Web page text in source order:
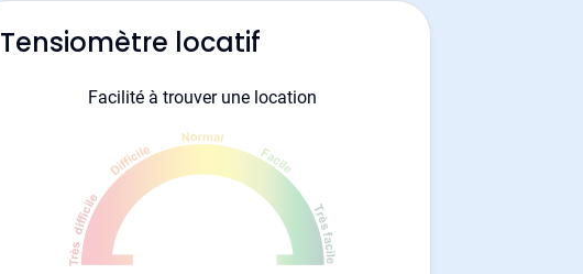
Tensiomètre locatif
Facilité à trouver une location